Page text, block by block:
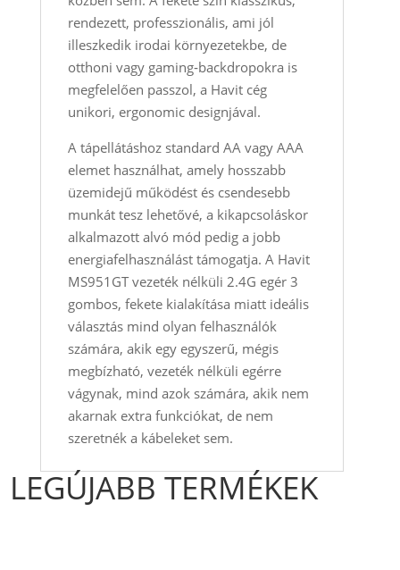
rendezett, professzionális, ami jól
illeszkedik irodai környezetekbe, de
otthoni vagy gaming‑backdropokra is
megfelelően passzol, a Havit cég
unikori, ergonomic designjával.
A tápellátáshoz standard AA vagy AAA
elemet használhat, amely hosszabb
üzemidejű működést és csendesebb
munkát tesz lehetővé, a kikapcsoláskor
alkalmazott alvó mód pedig a jobb
energiafelhasználást támogatja. A Havit
MS951GT vezeték nélküli 2.4G egér 3
gombos, fekete kialakítása miatt ideális
választás mind olyan felhasználók
számára, akik egy egyszerű, mégis
megbízható, vezeték nélküli egérre
vágynak, mind azok számára, akik nem
akarnak extra funkciókat, de nem
szeretnék a kábeleket sem.
LEGÚJABB TERMÉKEK